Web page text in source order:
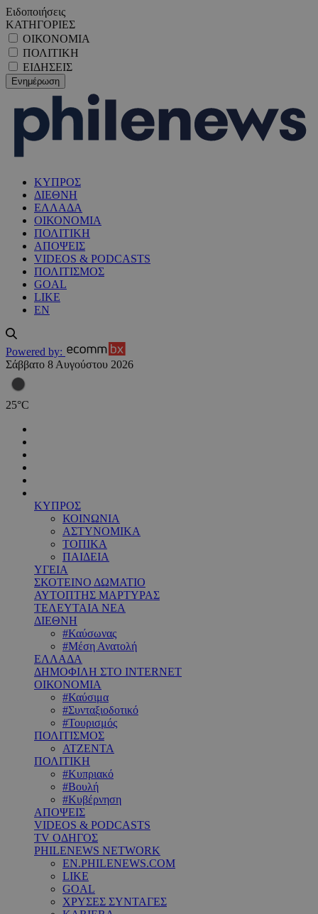
Ειδοποιήσεις
ΚΑΤΗΓΟΡΙΕΣ
ΟΙΚΟΝΟΜΙΑ
ΠΟΛΙΤΙΚΗ
ΕΙΔΗΣΕΙΣ
ΚΥΠΡΟΣ
ΔΙΕΘΝΗ
ΕΛΛΑΔΑ
ΟΙΚΟΝΟΜΙΑ
ΠΟΛΙΤΙΚΗ
ΑΠΟΨΕΙΣ
VIDEOS & PODCASTS
ΠΟΛΙΤΙΣΜΟΣ
GOAL
LIKE
EN
Powered by:
Σάββατο 8 Αυγούστου 2026
25°C
ΚΥΠΡΟΣ
ΚΟΙΝΩΝΙΑ
ΑΣΤΥΝΟΜΙΚΑ
ΤΟΠΙΚΑ
ΠΑΙΔΕΙΑ
ΥΓΕΙΑ
ΣΚΟΤΕΙΝΟ ΔΩΜΑΤΙΟ
ΑΥΤΟΠΤΗΣ ΜΑΡΤΥΡΑΣ
ΤΕΛΕΥΤΑΙΑ ΝΕΑ
ΔΙΕΘΝΗ
#Καύσωνας
#Μέση Ανατολή
ΕΛΛΑΔΑ
ΔΗΜΟΦΙΛΗ ΣΤΟ INTERNET
ΟΙΚΟΝΟΜΙΑ
#Καύσιμα
#Συνταξιοδοτικό
#Τουρισμός
ΠΟΛΙΤΙΣΜΟΣ
ΑΤΖΕΝΤΑ
ΠΟΛΙΤΙΚΗ
#Κυπριακό
#Βουλή
#Κυβέρνηση
ΑΠΟΨΕΙΣ
VIDEOS & PODCASTS
TV ΟΔΗΓΟΣ
PHILENEWS NETWORK
EN.PHILENEWS.COM
LIKE
GOAL
ΧΡΥΣΕΣ ΣΥΝΤΑΓΕΣ